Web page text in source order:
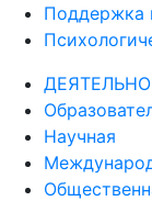
Поддержка
Научная